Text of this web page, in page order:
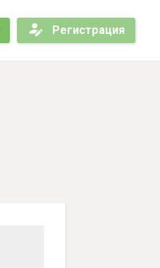
Регистрация